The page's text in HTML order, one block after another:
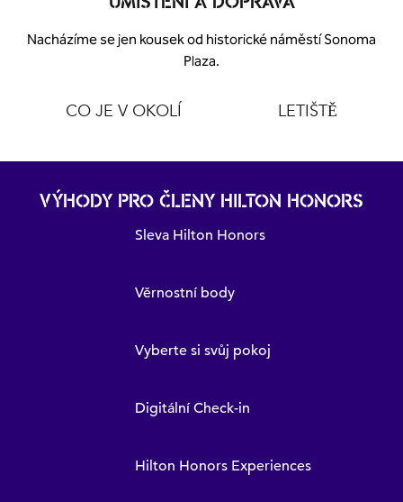
Nacházíme se jen kousek od historické náměstí Sonoma
Plaza.
CO JE V OKOLÍ LETIŠTĚ
VÝHODY PRO ČLENY HILTON HONORS
Sleva Hilton Honors
Věrnostní body
Vyberte si svůj pokoj
Digitální Check-in
Hilton Honors Experiences